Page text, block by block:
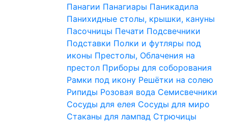
Панагии Панагиары Паникадила
Панихидные столы, крышки, кануны
Пасочницы Печати Подсвечники
Подставки Полки и футляры под
иконы Престолы, Облачения на
престол Приборы для соборования
Рамки под икону Решётки на солею
Рипиды Розовая вода Семисвечники
Сосуды для елея Сосуды для миро
Стаканы для лампад Стрючицы